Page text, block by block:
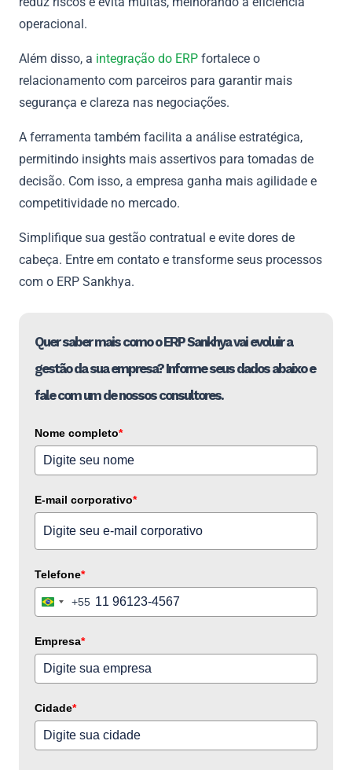
operacional.
Além disso, a integração do ERP fortalece o
relacionamento com parceiros para garantir mais
segurança e clareza nas negociações.
A ferramenta também facilita a análise estratégica,
permitindo insights mais assertivos para tomadas de
decisão. Com isso, a empresa ganha mais agilidade e
competitividade no mercado.
Simplifique sua gestão contratual e evite dores de
cabeça. Entre em contato e transforme seus processos
com o ERP Sankhya.
Quer saber mais como o ERP Sankhya vai evoluir a
gestão da sua empresa? Informe seus dados abaixo e
fale com um de nossos consultores.
Nome completo*
E-mail corporativo*
Telefone*
Brazil+55
Empresa*
Cidade*